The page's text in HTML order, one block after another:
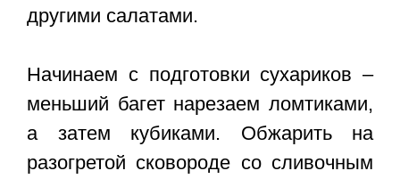
другими салатами.
Начинаем с подготовки сухариков –
меньший багет нарезаем ломтиками,
а затем кубиками. Обжарить на
разогретой сковороде со сливочным